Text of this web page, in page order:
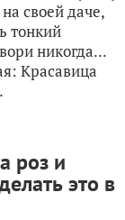
своей даче,
тонкий
никогда...
Красавица
роз и
это в